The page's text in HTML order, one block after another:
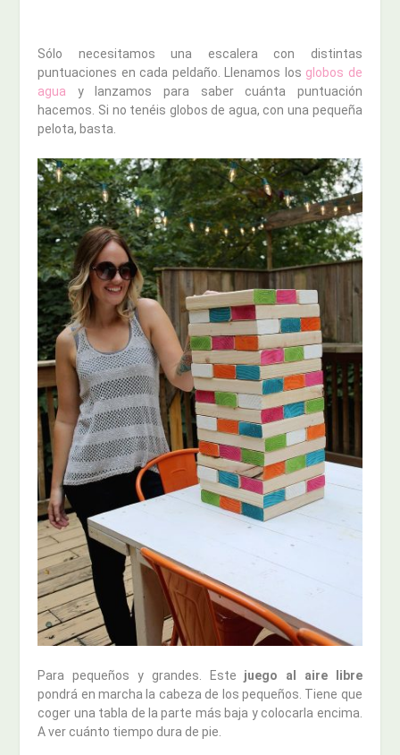
Sólo necesitamos una escalera con distintas
puntuaciones en cada peldaño. Llenamos los globos de
agua y lanzamos para saber cuánta puntuación
hacemos. Si no tenéis globos de agua, con una pequeña
pelota, basta.
Para pequeños y grandes. Este juego al aire libre
pondrá en marcha la cabeza de los pequeños. Tiene que
coger una tabla de la parte más baja y colocarla encima.
A ver cuánto tiempo dura de pie.